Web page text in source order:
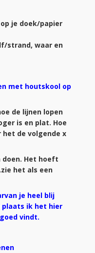
je doek/papier
strand, waar en
met houtskool op
de lijnen lopen
is en plat. Hoe
de volgende x
doen. Het hoeft
het als een
je heel blij
plaats ik het hier
vindt.